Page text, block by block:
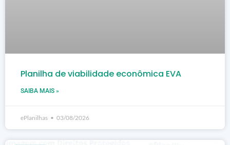
Planilha de viabilidade econômica EVA
SAIBA MAIS »
ePlanilhas 03/08/2026